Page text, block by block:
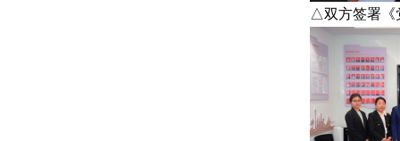
△双方签署《